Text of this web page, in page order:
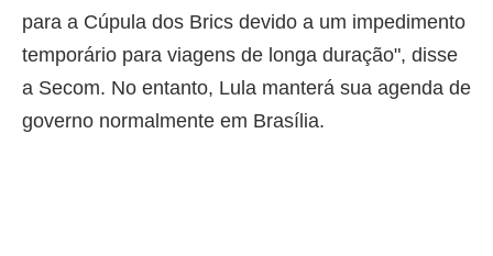
para a Cúpula dos Brics devido a um impedimento
temporário para viagens de longa duração", disse
a Secom. No entanto, Lula manterá sua agenda de
governo normalmente em Brasília.